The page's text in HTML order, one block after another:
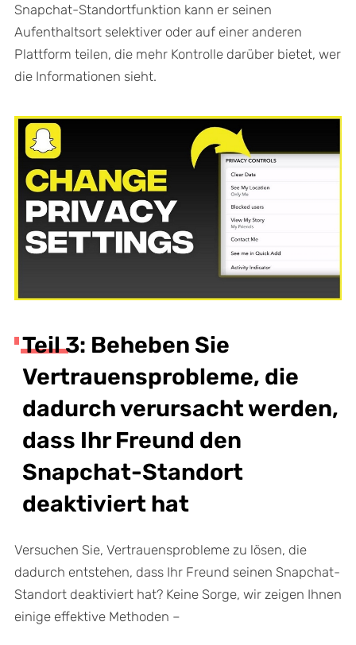
Snapchat-Standortfunktion kann er seinen
Aufenthaltsort selektiver oder auf einer anderen
Plattform teilen, die mehr Kontrolle darüber bietet, wer
die Informationen sieht.
Teil 3: Beheben Sie
Vertrauensprobleme, die
dadurch verursacht werden,
dass Ihr Freund den
Snapchat-Standort
deaktiviert hat
Versuchen Sie, Vertrauensprobleme zu lösen, die
dadurch entstehen, dass Ihr Freund seinen Snapchat-
Standort deaktiviert hat? Keine Sorge, wir zeigen Ihnen
einige effektive Methoden –